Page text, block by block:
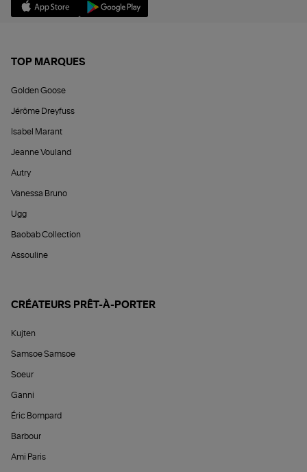
TOP MARQUES
Golden Goose
Jérôme Dreyfuss
Isabel Marant
Jeanne Vouland
Autry
Vanessa Bruno
Ugg
Baobab Collection
Assouline
CRÉATEURS PRÊT-À-PORTER
Kujten
Samsoe Samsoe
Soeur
Ganni
Éric Bompard
Barbour
Ami Paris